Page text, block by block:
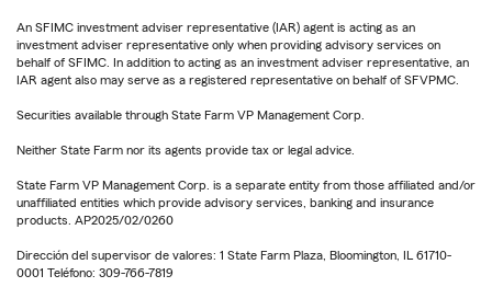
An SFIMC investment adviser representative (IAR) agent is acting as an
investment adviser representative only when providing advisory services on
behalf of SFIMC. In addition to acting as an investment adviser representative, an
IAR agent also may serve as a registered representative on behalf of SFVPMC.
Securities available through State Farm VP Management Corp.
Neither State Farm nor its agents provide tax or legal advice.
State Farm VP Management Corp. is a separate entity from those affiliated and/or
unaffiliated entities which provide advisory services, banking and insurance
products. AP2025/02/0260
Dirección del supervisor de valores: 1 State Farm Plaza, Bloomington, IL 61710-
0001 Teléfono: 309-766-7819